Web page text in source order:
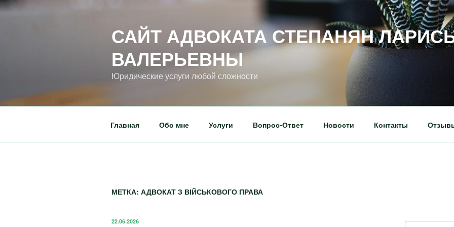
САЙТ АДВОКАТА СТЕПАНЯН
ВАЛЕРЬЕВНЫ
Юридические услуги любой сложности
Главная Обо мне Услуги Вопрос-Ответ Новости Контакты
МЕТКА: АДВОКАТ З ВІЙСЬКОВОГО ПРАВА
22.06.2026